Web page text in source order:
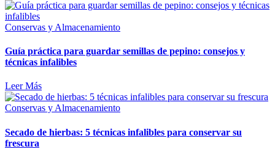
Conservas y Almacenamiento
Guía práctica para guardar semillas de pepino: consejos y
técnicas infalibles
Leer Más
Conservas y Almacenamiento
Secado de hierbas: 5 técnicas infalibles para conservar su
frescura